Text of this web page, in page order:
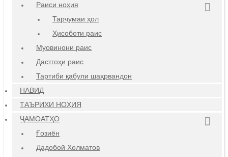
Раиси ноҳия
Тарҷумаи ҳол
Ҳисоботи раис
Муовинони раис
Дастгоҳи раис
Тартиби қабули шаҳрвандон
НАВИД
ТАЪРИХИ НОҲИЯ
ҶАМОАТҲО
Ғозиён
Дадобой Холматов